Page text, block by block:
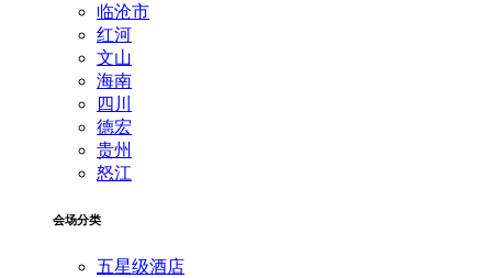
临沧市
红河
文山
海南
四川
德宏
贵州
怒江
会场分类
五星级酒店